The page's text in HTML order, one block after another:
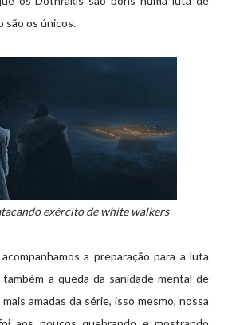
são os únicos.
exército de white walkers
a preparação para a luta
a queda da sanidade mental de
amadas da série, isso mesmo, nossa